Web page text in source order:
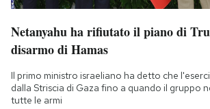
Netanyahu ha rifiutato il piano di
disarmo di Hamas
Il primo ministro israeliano ha detto che
dalla Striscia di Gaza fino a quando il gruppo
tutte le armi